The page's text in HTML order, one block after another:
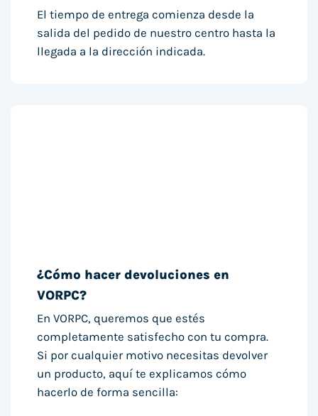
El tiempo de entrega comienza desde la
salida del pedido de nuestro centro hasta la
llegada a la dirección indicada.
¿Cómo hacer devoluciones en
VORPC?
En VORPC, queremos que estés
completamente satisfecho con tu compra.
Si por cualquier motivo necesitas devolver
un producto, aquí te explicamos cómo
hacerlo de forma sencilla: